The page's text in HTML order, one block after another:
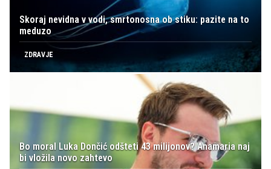
Skoraj nevidna v vodi, smrtonosna ob stiku: pazite na to
meduzo
ZDRAVJE
Bo moral Luka Dončić odšteti 43 milijonov? Anamaria naj
bi vložila novo zahtevo